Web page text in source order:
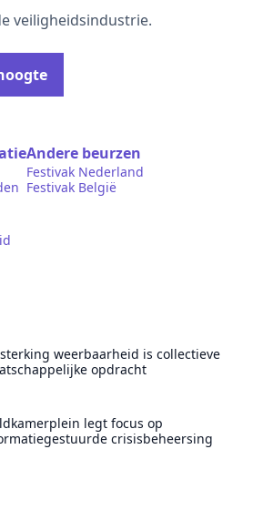
veiligheidsindustrie.
Andere beurzen
Festivak Nederland
Festivak België
weerbaarheid is collectieve
opdracht
legt focus op
crisisbeheersing